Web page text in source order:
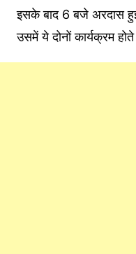
इसके बाद 6 बजे अरदास
उसमें ये दोनों कार्यक्रम